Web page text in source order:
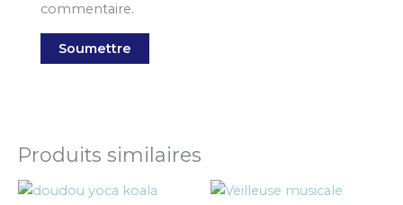
commentaire.
Produits similaires